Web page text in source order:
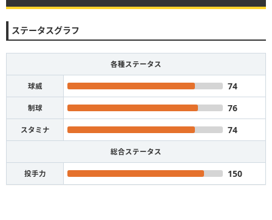
ステータスグラフ
各種ステータス
球威 74
制球 76
スタミナ 74
総合ステータス
投手力 150